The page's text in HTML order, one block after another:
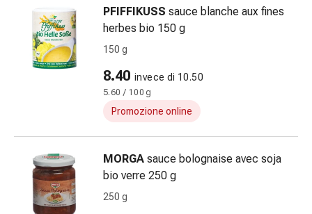
disinfezione
delle
Medicazioni
spray
Suture
colla
tissutale
PFIFFIKUSS sauce blanche aux fines
herbes bio 150 g
150 g
8.40 invece di 10.50
5.60 / 100 g
Promozione online
MORGA sauce bolognaise avec soja
bio verre 250 g
250 g